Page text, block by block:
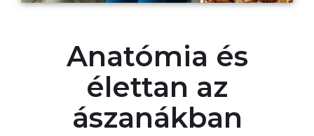
Anatómia és
élettan az
ászanákban